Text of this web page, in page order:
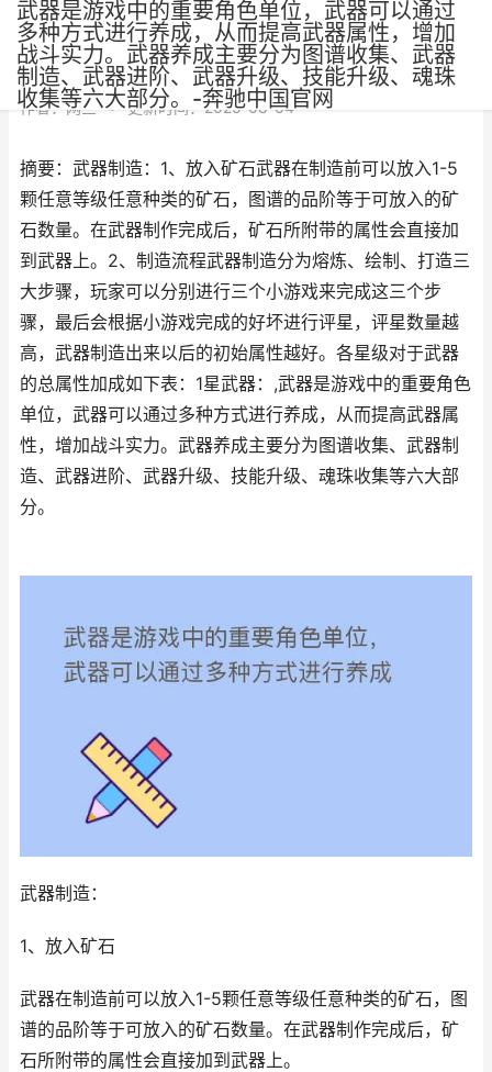
武器是游戏中的重要角色单位，武器可以通过
多种方式进行养成，从而提高武器属性，增加
战斗实力。武器养成主要分为图谱收集、武器
制造、武器进阶、武器升级、技能升级、魂珠
收集等六大部分。-奔驰中国官网
作者：网三 • 更新时间：2025-08-04
摘要：武器制造：1、放入矿石武器在制造前可以放入1-5
颗任意等级任意种类的矿石，图谱的品阶等于可放入的矿
石数量。在武器制作完成后，矿石所附带的属性会直接加
到武器上。2、制造流程武器制造分为熔炼、绘制、打造三
大步骤，玩家可以分别进行三个小游戏来完成这三个步
骤，最后会根据小游戏完成的好坏进行评星，评星数量越
高，武器制造出来以后的初始属性越好。各星级对于武器
的总属性加成如下表：1星武器：,武器是游戏中的重要角色
单位，武器可以通过多种方式进行养成，从而提高武器属
性，增加战斗实力。武器养成主要分为图谱收集、武器制
造、武器进阶、武器升级、技能升级、魂珠收集等六大部
分。
武器制造：
1、放入矿石
武器在制造前可以放入1-5颗任意等级任意种类的矿石，图
谱的品阶等于可放入的矿石数量。在武器制作完成后，矿
石所附带的属性会直接加到武器上。